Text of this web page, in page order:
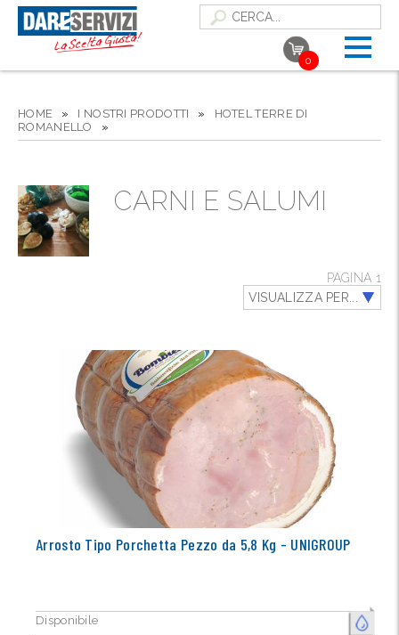
0
HOME » I NOSTRI PRODOTTI » HOTEL TERRE DI
ROMANELLO
»
CARNI E SALUMI
PAGINA 1
VISUALIZZA PER...
FRESCO
Arrosto Tipo Porchetta Pezzo da 5,8 Kg - UNIGROUP
Disponibile